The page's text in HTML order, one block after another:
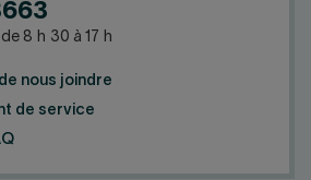
8 h 30 à 17 h
nous joindre
de service